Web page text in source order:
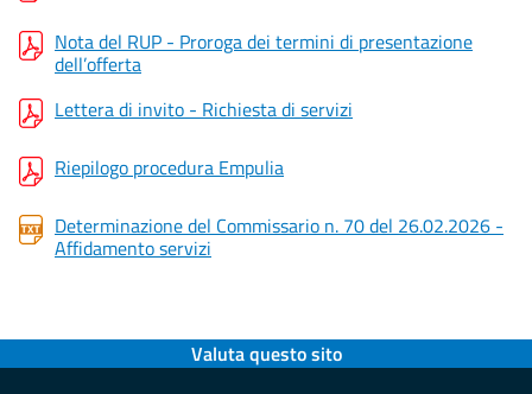
Nota del RUP - Proroga dei termini di presentazione
dell’offerta
Lettera di invito - Richiesta di servizi
Riepilogo procedura Empulia
Determinazione del Commissario n. 70 del 26.02.2026 -
Affidamento servizi
Valuta questo sito